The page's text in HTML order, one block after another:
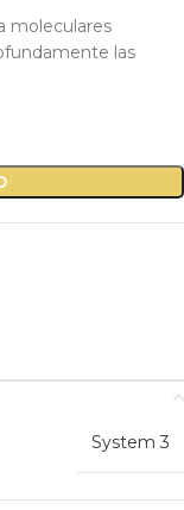
moleculares
las
System 3